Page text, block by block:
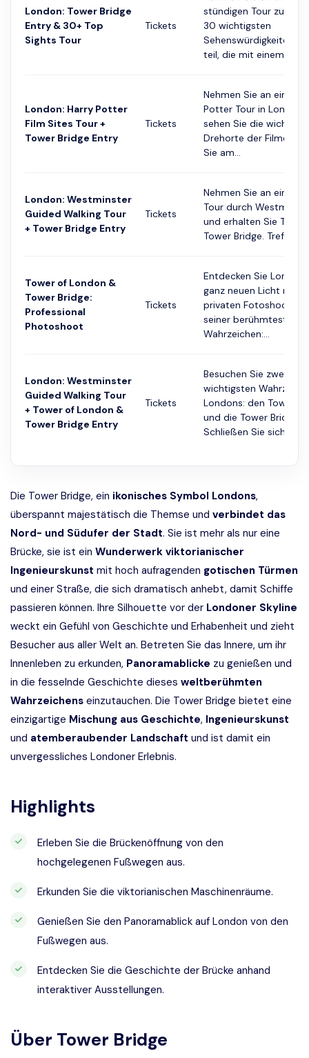
London: Tower Bridge
Entry & 30+ Top
Sights Tour
Tickets
stündigen Tour zu Fuß
30 wichtigsten
Sehenswürdigkeiten
teil, die mit einem
London: Harry Potter
Film Sites Tour +
Tower Bridge Entry
Tickets
Nehmen Sie an einer
Potter Tour in London
sehen Sie die
Drehorte der Filme.
Sie am...
London: Westminster
Guided Walking Tour
+ Tower Bridge Entry
Tickets
Nehmen Sie an einer
Tour durch
und erhalten Sie
Tower Bridge. Treffen
Tower of London &
Tower Bridge:
Professional
Photoshoot
Tickets
Entdecken Sie London
ganz neuen Licht mit
privaten Fotoshooting
seiner berühmtesten
Wahrzeichen:...
London: Westminster
Guided Walking Tour
+ Tower of London &
Tower Bridge Entry
Tickets
Besuchen Sie zwei der
wichtigsten
Londons: den Tower
und die Tower Bridge.
Schließen Sie sich ein...
Die Tower Bridge, ein ikonisches Symbol Londons,
überspannt majestätisch die Themse und verbindet das
Nord- und Südufer der Stadt. Sie ist mehr als nur eine
Brücke, sie ist ein Wunderwerk viktorianischer
Ingenieurskunst mit hoch aufragenden gotischen Türmen
und einer Straße, die sich dramatisch anhebt, damit Schiffe
passieren können. Ihre Silhouette vor der Londoner Skyline
weckt ein Gefühl von Geschichte und Erhabenheit und zieht
Besucher aus aller Welt an. Betreten Sie das Innere, um ihr
Innenleben zu erkunden, Panoramablicke zu genießen und
in die fesselnde Geschichte dieses weltberühmten
Wahrzeichens einzutauchen. Die Tower Bridge bietet eine
einzigartige Mischung aus Geschichte, Ingenieurskunst
und atemberaubender Landschaft und ist damit ein
unvergessliches Londoner Erlebnis.
Highlights
Erleben Sie die Brückenöffnung von den
hochgelegenen Fußwegen aus.
Erkunden Sie die viktorianischen Maschinenräume.
Genießen Sie den Panoramablick auf London von den
Fußwegen aus.
Entdecken Sie die Geschichte der Brücke anhand
interaktiver Ausstellungen.
Über Tower Bridge